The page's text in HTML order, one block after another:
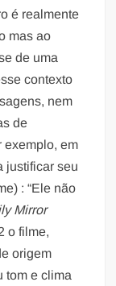
é realmente
mas ao
de uma
contexto
nem
de
exemplo, em
justificar seu
: “Ele não
Mirror
o filme,
origem
tom e clima